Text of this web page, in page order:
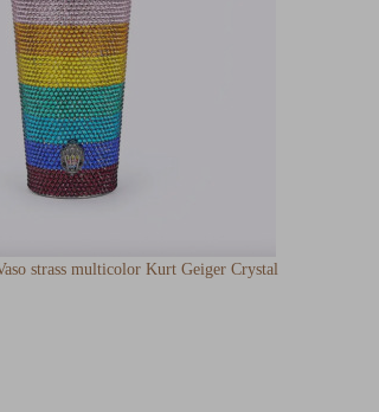
strass multicolor Kurt Geiger Crystal